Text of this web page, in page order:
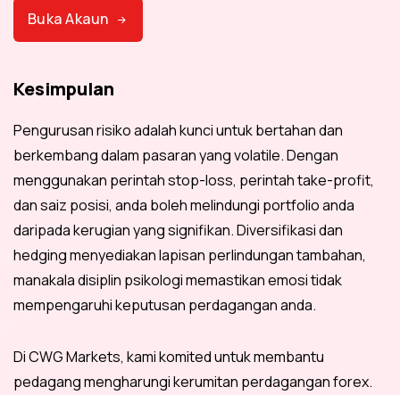
Buka Akaun
Kesimpulan
Pengurusan risiko adalah kunci untuk bertahan dan
berkembang dalam pasaran yang volatile. Dengan
menggunakan perintah stop-loss, perintah take-profit,
dan saiz posisi, anda boleh melindungi portfolio anda
daripada kerugian yang signifikan. Diversifikasi dan
hedging menyediakan lapisan perlindungan tambahan,
manakala disiplin psikologi memastikan emosi tidak
mempengaruhi keputusan perdagangan anda.
Di CWG Markets, kami komited untuk membantu
pedagang mengharungi kerumitan perdagangan forex.